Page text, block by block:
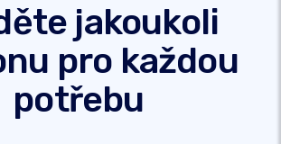
jakoukoli
pro každou
potřebu